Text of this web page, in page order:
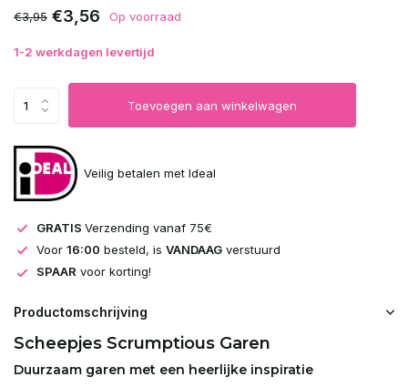
€3,95 €3,56 Op voorraad
1-2 werkdagen levertijd
Toevoegen aan winkelwagen
Veilig betalen met Ideal
GRATIS Verzending vanaf 75€
Voor 16:00 besteld, is VANDAAG verstuurd
SPAAR voor korting!
Productomschrijving
Scheepjes Scrumptious Garen
Duurzaam garen met een heerlijke inspiratie